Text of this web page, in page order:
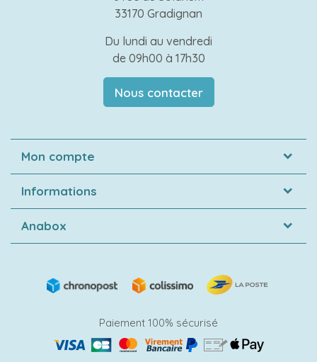
33170 Gradignan
Du lundi au vendredi
de 09h00 à 17h30
Nous contacter
Mon compte
Informations
Anabox
Paiement 100% sécurisé